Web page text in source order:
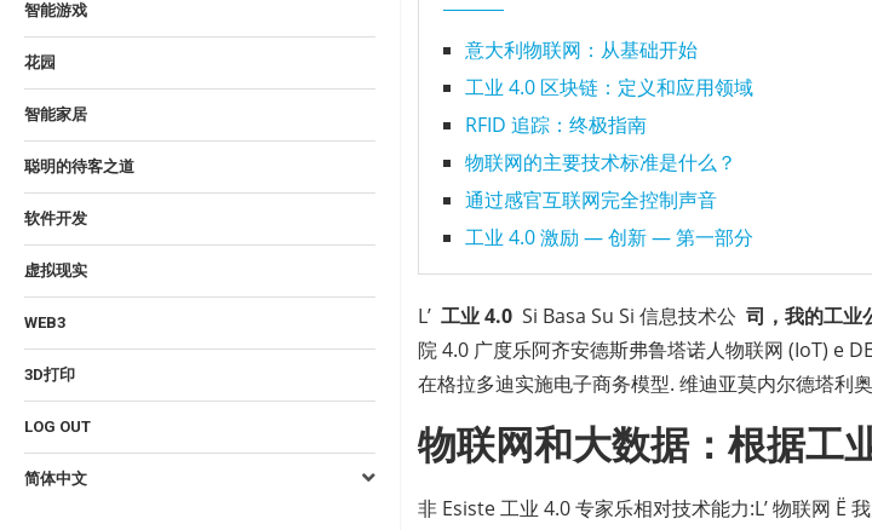
智能游戏
花园
智能家居
聪明的待客之道
软件开发
虚拟现实
WEB3
3D打印
LOG OUT
简体中文
意大利物联网：从基础开始
工业 4.0 区块链：定义和应用领域
RFID 追踪：终极指南
物联网的主要技术标准是什么？
通过感官互联网完全控制声音
工业 4.0 激励 — 创新 — 第一部分
L’ 工业 4.0 Si Basa Su Si 信息技术公 司，我的工业
院 4.0 广度乐阿齐安德斯弗鲁塔诺人物联网 (IoT) e
在格拉多迪实施电子商务模型. 维迪亚莫内尔德塔利
物联网和大数据：根据工
非 Esiste 工业 4.0 专家乐相对技术能力:L’ 物联网 Ë